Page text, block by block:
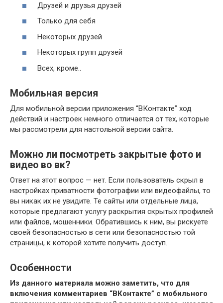
Друзей и друзья друзей
Только для себя
Некоторых друзей
Некоторых групп друзей
Всех, кроме..
Мобильная версия
Для мобильной версии приложения “ВКонтакте” ход
действий и настроек немного отличается от тех, которые
мы рассмотрели для настольной версии сайта.
Можно ли посмотреть закрытые фото и
видео во вк?
Ответ на этот вопрос — нет. Если пользователь скрыл в
настройках приватности фотографии или видеофайлы, то
вы никак их не увидите. Те сайты или отдельные лица,
которые предлагают услугу раскрытия скрытых профилей
или файлов, мошенники. Обратившись к ним, вы рискуете
своей безопасностью в сети или безопасностью той
страницы, к которой хотите получить доступ.
Особенности
Из данного материала можно заметить, что для
включения комментариев “ВКонтакте” с мобильного